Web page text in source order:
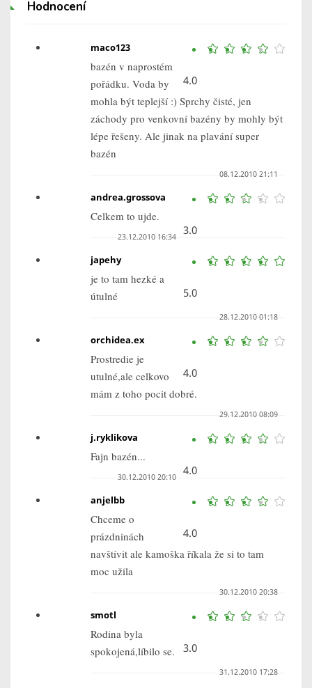
Hodnocení
4.0
maco123
bazén v naprostém
pořádku. Voda by
mohla být teplejší :) Sprchy čisté, jen
záchody pro venkovní bazény by mohly být
lépe řešeny. Ale jinak na plavání super
bazén
08.12.2010 21:11
3.0
andrea.grossova
Celkem to ujde.
23.12.2010 16:34
5.0
japehy
je to tam hezké a
útulné
28.12.2010 01:18
4.0
orchidea.ex
Prostredie je
utulné,ale celkovo
mám z toho pocit dobré.
29.12.2010 08:09
4.0
j.ryklikova
Fajn bazén...
30.12.2010 20:10
4.0
anjelbb
Chceme o
prázdninách
navštívit ale kamoška říkala že si to tam
moc užila
30.12.2010 20:38
3.0
smotl
Rodina byla
spokojená,líbilo se.
31.12.2010 17:28